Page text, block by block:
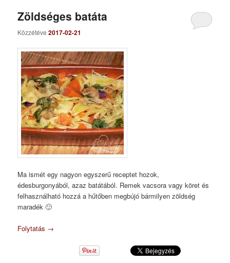
Zöldséges batáta
Közzétéve2017-02-21
Ma ismét egy nagyon egyszerű receptet hozok,
édesburgonyából, azaz batátából. Remek vacsora vagy köret és
felhasználható hozzá a hűtőben megbújó bármilyen zöldség
maradék 🙂
Folytatás →